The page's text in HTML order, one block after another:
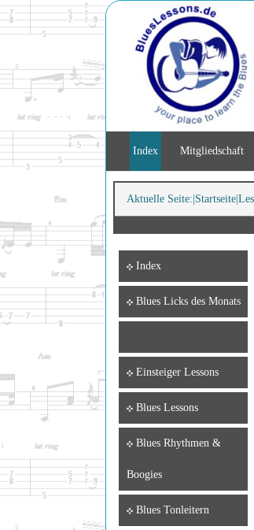
Index Mitgliedschaft
Aktuelle Seite: Startseite
Index
Blues Licks des Monats
Einsteiger Lessons
Blues Lessons
Blues Rhythmen &
Boogies
Blues Tonleitern